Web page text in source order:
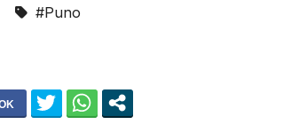
#Puno